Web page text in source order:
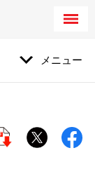
メニュー